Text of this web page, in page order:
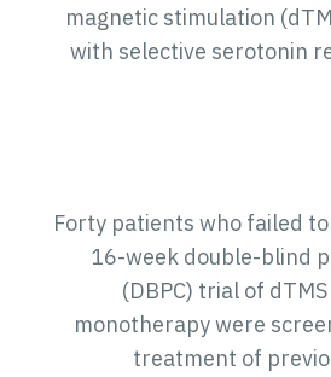
magnetic stimulation
with selective serotonin
Forty patients who failed
16-week double-blind
(DBPC) trial of
monotherapy were
treatment of